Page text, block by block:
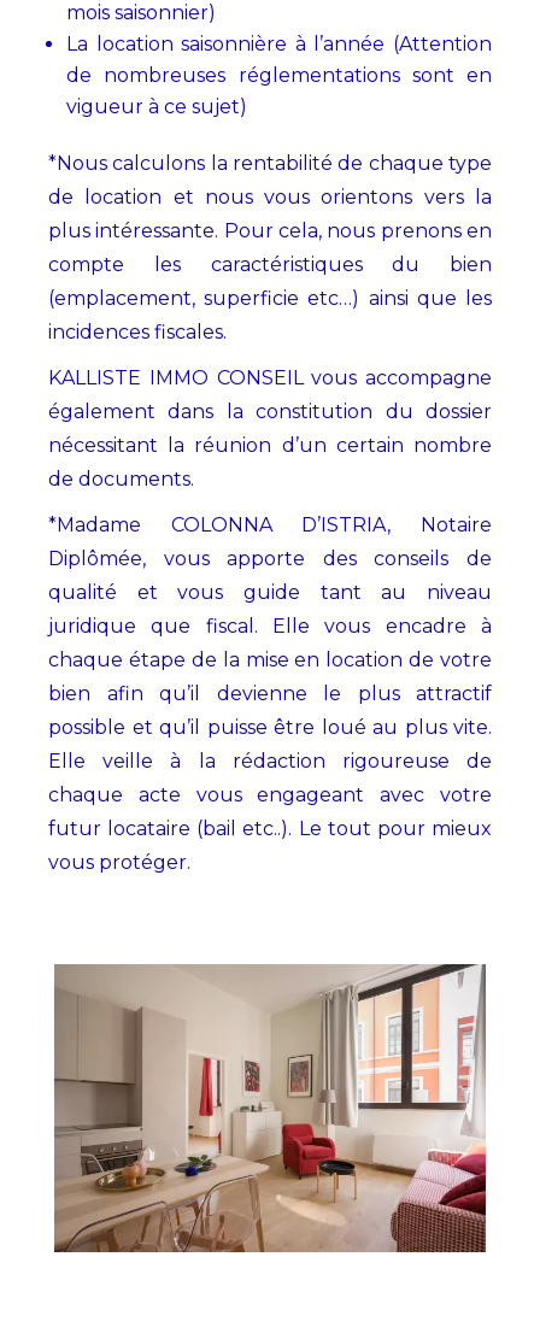
mois saisonnier)
La location saisonnière à l’année (Attention
de nombreuses réglementations sont en
vigueur à ce sujet)
*Nous calculons la rentabilité de chaque type
de location et nous vous orientons vers la
plus intéressante. Pour cela, nous prenons en
compte les caractéristiques du bien
(emplacement, superficie etc…) ainsi que les
incidences fiscales.
KALLISTE IMMO CONSEIL vous accompagne
également dans la constitution du dossier
nécessitant la réunion d’un certain nombre
de documents.
*Madame COLONNA D’ISTRIA, Notaire
Diplômée, vous apporte des conseils de
qualité et vous guide tant au niveau
juridique que fiscal. Elle vous encadre à
chaque étape de la mise en location de votre
bien afin qu’il devienne le plus attractif
possible et qu’il puisse être loué au plus vite.
Elle veille à la rédaction rigoureuse de
chaque acte vous engageant avec votre
futur locataire (bail etc..). Le tout pour mieux
vous protéger.